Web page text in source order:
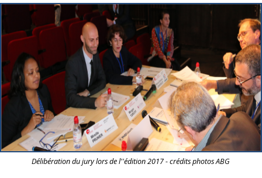
Délibération du jury lors de l''édition 2017 - crédits photos ABG